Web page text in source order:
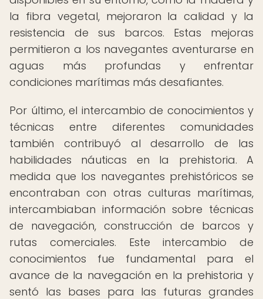
la fibra vegetal, mejoraron la calidad y la
resistencia de sus barcos. Estas mejoras
permitieron a los navegantes aventurarse en
aguas más profundas y enfrentar
condiciones marítimas más desafiantes.
Por último, el intercambio de conocimientos y
técnicas entre diferentes comunidades
también contribuyó al desarrollo de las
habilidades náuticas en la prehistoria. A
medida que los navegantes prehistóricos se
encontraban con otras culturas marítimas,
intercambiaban información sobre técnicas
de navegación, construcción de barcos y
rutas comerciales. Este intercambio de
conocimientos fue fundamental para el
avance de la navegación en la prehistoria y
sentó las bases para las futuras grandes